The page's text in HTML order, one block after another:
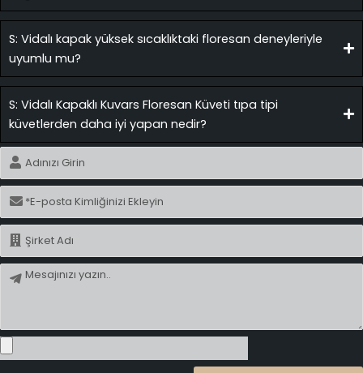
S: Vidalı kapak yüksek sıcaklıktaki floresan deneyleriyle
uyumlu mu?
S: Vidalı Kapaklı Kuvars Floresan Küveti tıpa tipi
küvetlerden daha iyi yapan nedir?
İsim
E-
posta
İsim
Mesaj